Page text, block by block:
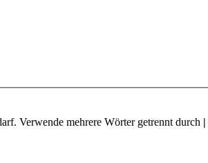
Verwende mehrere Wörter getrennt durch |